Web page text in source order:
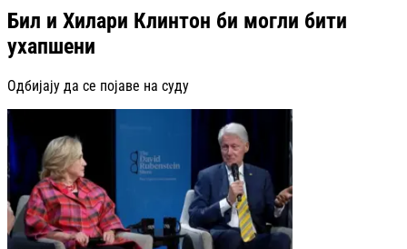
Бил и Хилари Клинтон би могли бити
ухапшени
Одбијају да се појаве на суду